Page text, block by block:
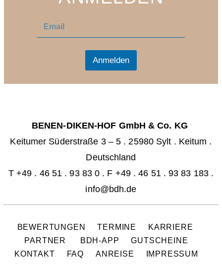
a
Anmelden
BENEN-DIKEN-HOF GmbH & Co. KG
Keitumer Süderstraße 3 – 5 . 25980 Sylt . Keitum .
Deutschland
T +49 . 46 51 . 93 83 0 . F +49 . 46 51 . 93 83 183 .
info@bdh.de
BEWERTUNGEN TERMINE
KARRIERE
PARTNER
BDH-APP
GUTSCHEINE
KONTAKT
FAQ ANREISE IMPRESSUM